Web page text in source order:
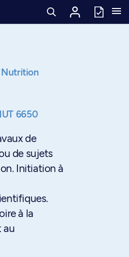
Nutrition
6650
de
de sujets
Initiation à
à la
au